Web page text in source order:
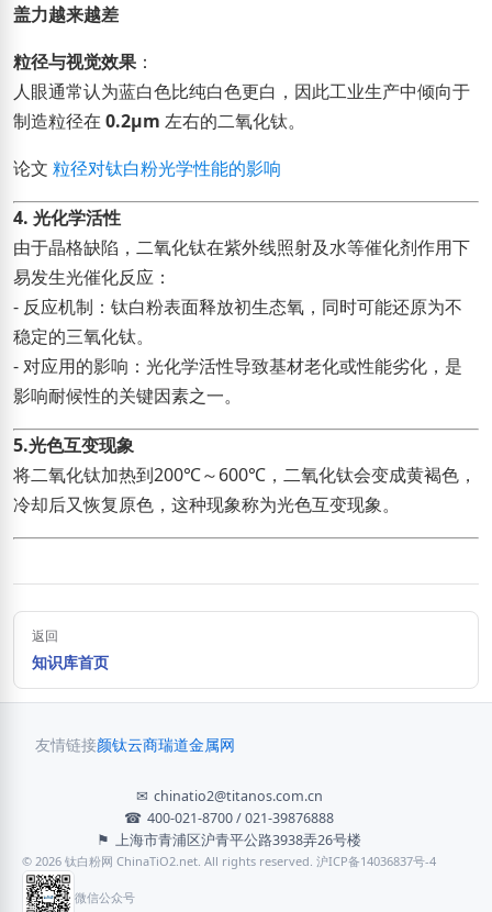
盖力越来越差
粒径与视觉效果 ：
人眼通常认为蓝白色比纯白色更白，因此工业生产中倾向于
制造粒径在 0.2μm 左右的二氧化钛。
论文 粒径对钛白粉光学性能的影响
4. 光化学活性
由于晶格缺陷，二氧化钛在紫外线照射及水等催化剂作用下
易发生光催化反应：
- 反应机制：钛白粉表面释放初生态氧，同时可能还原为不
稳定的三氧化钛。
- 对应用的影响：光化学活性导致基材老化或性能劣化，是
影响耐候性的关键因素之一。
5.光色互变现象
将二氧化钛加热到200℃～600℃，二氧化钛会变成黄褐色，
冷却后又恢复原色，这种现象称为光色互变现象。
返回
知识库首页
友情链接颜钛云商瑞道金属网
✉ chinatio2@titanos.com.cn
☎ 400-021-8700 / 021-39876888
⚑ 上海市青浦区沪青平公路3938弄26号楼
© 2026 钛白粉网 ChinaTiO2.net. All rights reserved. 沪ICP备14036837号-4
微信公众号